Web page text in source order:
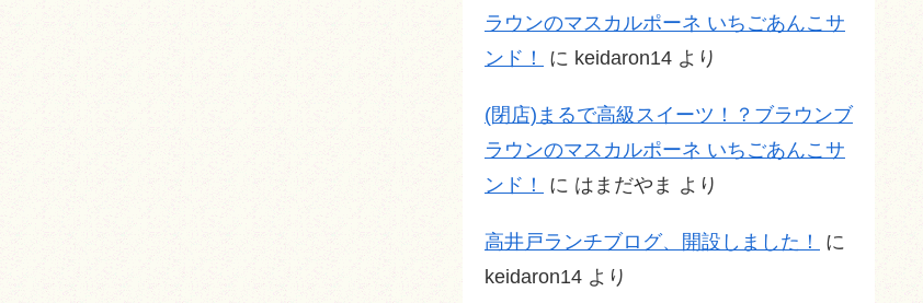
ラウンのマスカルポーネ いちごあんこサ
ンド！
に keidaron14 より
(閉店)まるで高級スイーツ！？ブラウンブ
ラウンのマスカルポーネ いちごあんこサ
ンド！
に はまだやま より
高井戸ランチブログ、開設しました！
に
keidaron14 より